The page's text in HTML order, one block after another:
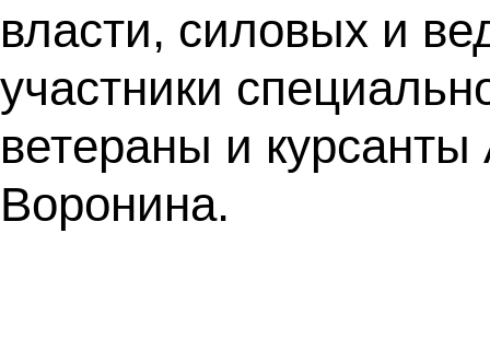
власти, силовых и
участники
ветераны и курсанты
Воронина.